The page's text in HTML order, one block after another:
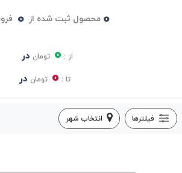
0 محصول ثبت شده از 0
از : 0 تومان در
تا : 0 تومان در
فیلترها انتخاب شهر